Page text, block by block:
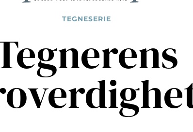
TEGNESERIE